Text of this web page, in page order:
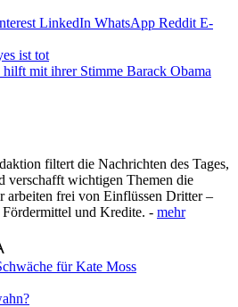
LinkedIn WhatsApp Reddit E-
ist tot
hilft mit ihrer Stimme Barack Obama
filtert die Nachrichten des Tages,
verschafft wichtigen Themen die
arbeiten frei von Einflüssen Dritter –
und Kredite. - mehr
für Kate Moss